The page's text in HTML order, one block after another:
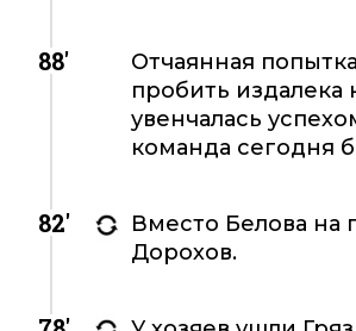
88'
Отчаянная
пробить издалека
увенчалась
команда сегодня
82'
Вместо Белова на
Дорохов.